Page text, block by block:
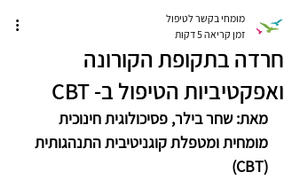
חרדה בתקופת הקורונה
ואפקטיביות הטיפול ב- CBT
מומחי בקשר לטיפול
זמן קריאה 5 דקות
מאת: שחר בילר, פסיכולוגית חינוכית
מומחית ומטפלת קוגניטיבית התנהגותית
(CBT)